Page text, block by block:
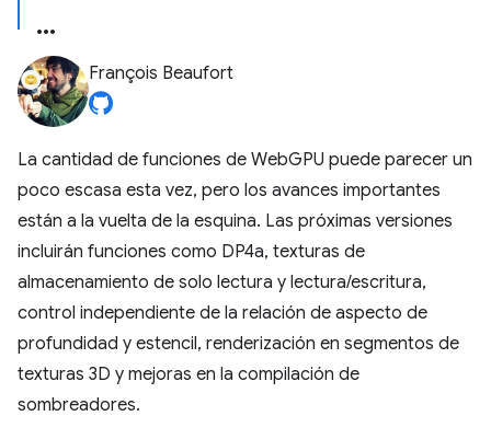
François Beaufort
La cantidad de funciones de WebGPU puede parecer un
poco escasa esta vez, pero los avances importantes
están a la vuelta de la esquina. Las próximas versiones
incluirán funciones como DP4a, texturas de
almacenamiento de solo lectura y lectura/escritura,
control independiente de la relación de aspecto de
profundidad y estencil, renderización en segmentos de
texturas 3D y mejoras en la compilación de
sombreadores.